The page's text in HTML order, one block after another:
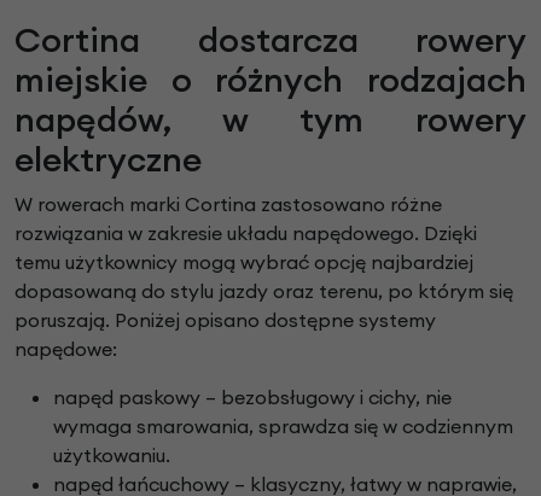
Cortina dostarcza rowery
miejskie o różnych rodzajach
napędów, w tym rowery
elektryczne
W rowerach marki Cortina zastosowano różne
rozwiązania w zakresie układu napędowego. Dzięki
temu użytkownicy mogą wybrać opcję najbardziej
dopasowaną do stylu jazdy oraz terenu, po którym się
poruszają. Poniżej opisano dostępne systemy
napędowe:
napęd paskowy – bezobsługowy i cichy, nie
wymaga smarowania, sprawdza się w codziennym
użytkowaniu.
napęd łańcuchowy – klasyczny, łatwy w naprawie,